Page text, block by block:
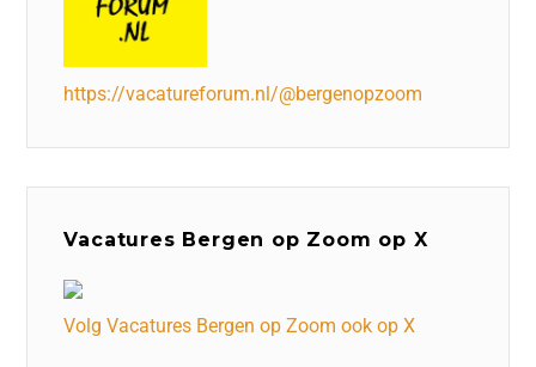
https://vacatureforum.nl/@bergenopzoom
Vacatures Bergen op Zoom op X
Volg Vacatures Bergen op Zoom ook op X